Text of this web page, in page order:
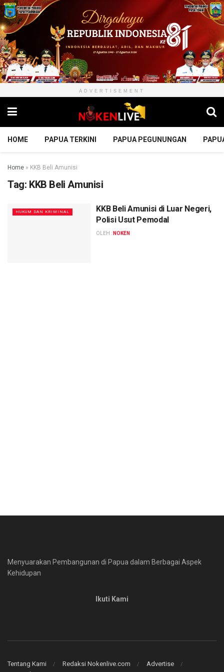
ADVERTISEMENT
HOME PAPUA TERKINI PAPUA PEGUNUNGAN
Home » KKB Beli Amunisi
Tag: KKB Beli Amunisi
HUKUM DAN KRIMINAL
KKB Beli Amunisi di Luar Negeri,
Polisi Usut Pemodal
OLEH : NOKEN
Menyuarakan Pembangunan di Papua dalam Berbagai Aspek
Kehidupan
Ikuti Kami
Tentang Kami Redaksi Nokenlive.com
Advertise